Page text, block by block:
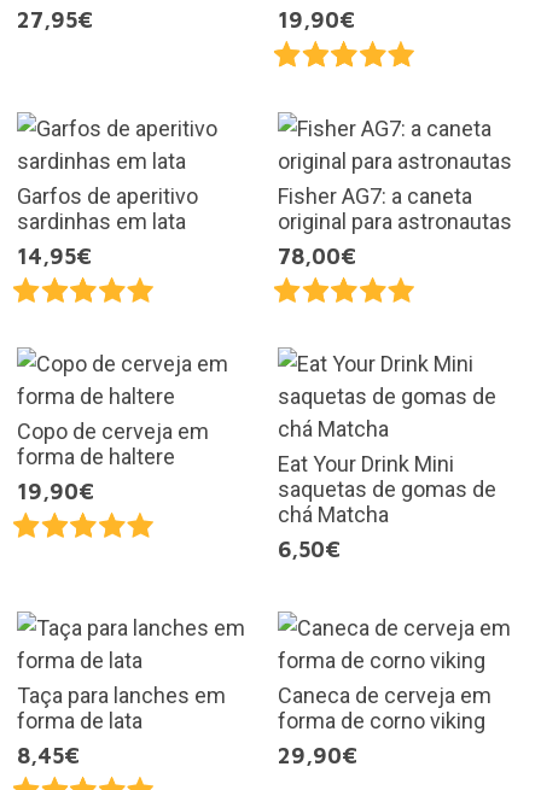
27,95€
19,90€
Garfos de aperitivo
sardinhas em lata
14,95€
Fisher AG7: a caneta
original para astronautas
78,00€
Copo de cerveja em
forma de haltere
19,90€
Eat Your Drink Mini
saquetas de gomas de
chá Matcha
6,50€
Taça para lanches em
forma de lata
8,45€
Caneca de cerveja em
forma de corno viking
29,90€